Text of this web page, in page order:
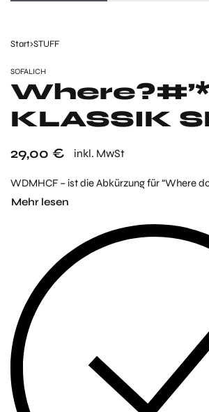
Start›STUFF
SOFALICH
KLASSIK
29,00 € inkl. MwSt